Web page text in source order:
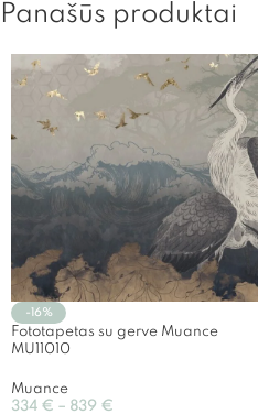
Panašūs produktai
-16%
Fototapetas su gerve Muance
MU11010
Muance
334 € – 839 €